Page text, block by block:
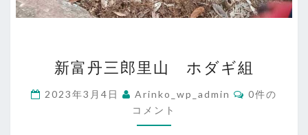
富
丹
三
郎
新富丹三郎里山 ホダギ組
2023年3月4日 Arinko_wp_admin
コ
メ
0件の
コメント